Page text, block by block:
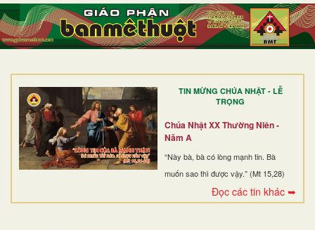
TIN MỪNG CHÚA NHẬT - LỄ
TRỌNG
Chúa Nhật XX Thường Niên -
Năm A
“Này bà, bà có lòng mạnh tin. Bà
muốn sao thì được vậy.” (Mt 15,28)
Đọc các tin khác ➥
TRANG NHẤT
GIỚI THIỆU
DÒNG TU
BAN MỤC VỤ
ĐOÀN THỂ CG
ĐIỂM HÀNH HƯƠNG